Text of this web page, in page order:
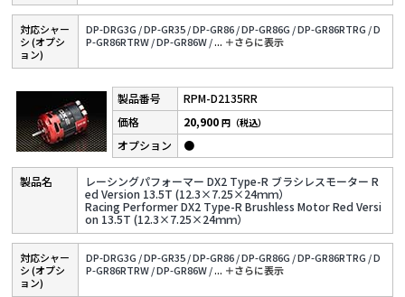
対応シャー
シ (オプシ
ョン)
DP-DRG3G /DP-GR35 /DP-GR86 /DP-GR86G /DP-GR86RTRG /D
P-GR86RTRW /DP-GR86W /... ＋さらに表⽰
RPM-D2135RR
レーシングパフォーマー DX2 Type-R ブラシレスモーター R
ed Version 13.5T (12.3×7.25×24ｍｍ）
Racing Performer DX2 Type-R Brushless Motor Red Versi
on 13.5T (12.3×7.25×24ｍｍ）
20,900円（税込）
●
対応シャー
シ (オプシ
ョン)
DP-DRG3G /DP-GR35 /DP-GR86 /DP-GR86G /DP-GR86RTRG /D
P-GR86RTRW /DP-GR86W /... ＋さらに表⽰